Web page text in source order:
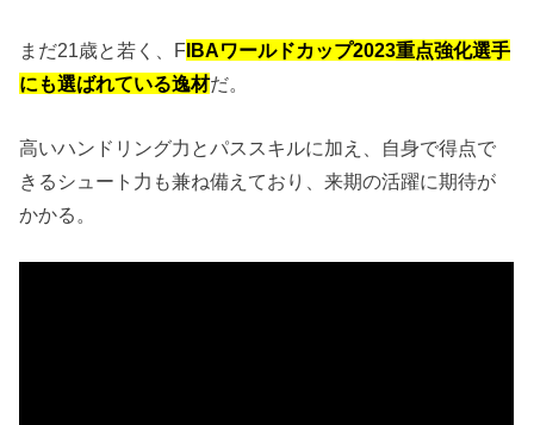
まだ21歳と若く、FIBAワールドカップ2023重点強化選手
にも選ばれている逸材だ。
高いハンドリング力とパススキルに加え、自身で得点で
きるシュート力も兼ね備えており、来期の活躍に期待が
かかる。